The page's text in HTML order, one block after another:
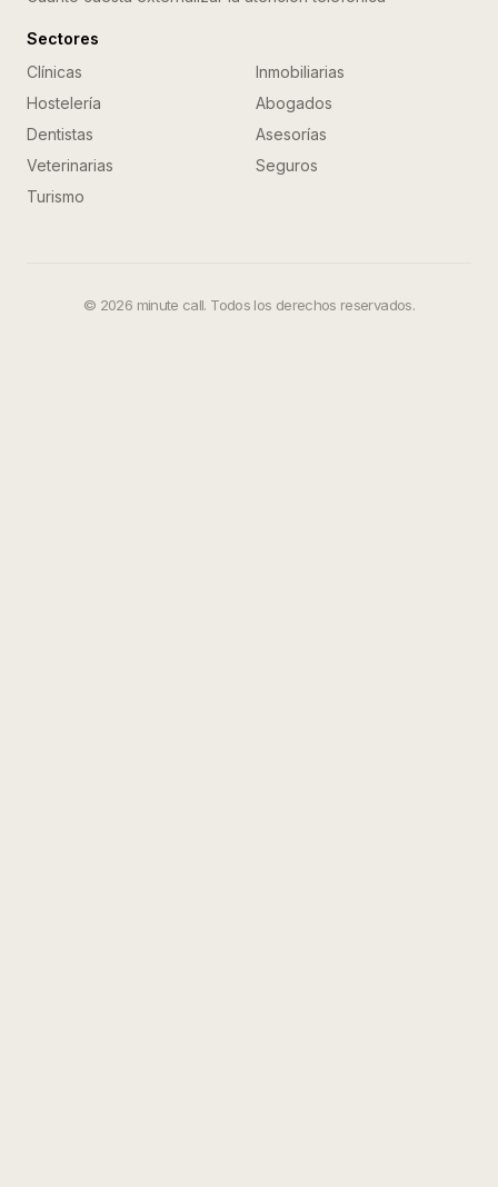
Sectores
Clínicas
Inmobiliarias
Hostelería
Abogados
Dentistas
Asesorías
Veterinarias
Seguros
Turismo
© 2026 minute call. Todos los derechos reservados.